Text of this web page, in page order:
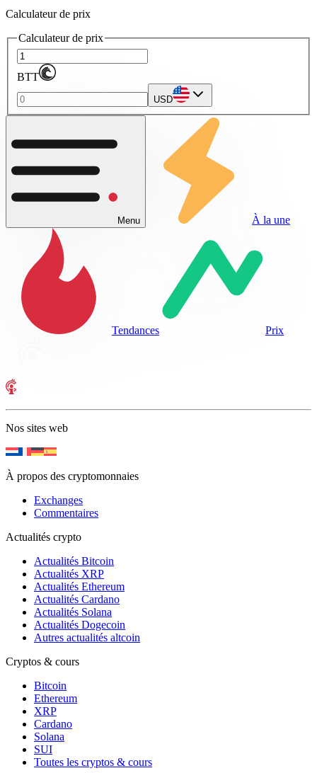
Calculateur de prix
Calculateur de prix
BTT
USD
Menu À la une
Tendances Prix
Nos sites web
À propos des cryptomonnaies
Exchanges
Commentaires
Actualités crypto
Actualités Bitcoin
Actualités XRP
Actualités Ethereum
Actualités Cardano
Actualités Solana
Actualités Dogecoin
Autres actualités altcoin
Cryptos & cours
Bitcoin
Ethereum
XRP
Cardano
Solana
SUI
Toutes les cryptos & cours